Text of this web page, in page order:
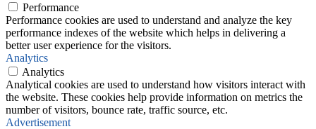
Performance
Performance cookies are used to understand and analyze the key
performance indexes of the website which helps in delivering a
better user experience for the visitors.
Analytics
Analytics
Analytical cookies are used to understand how visitors interact with
the website. These cookies help provide information on metrics the
number of visitors, bounce rate, traffic source, etc.
Advertisement